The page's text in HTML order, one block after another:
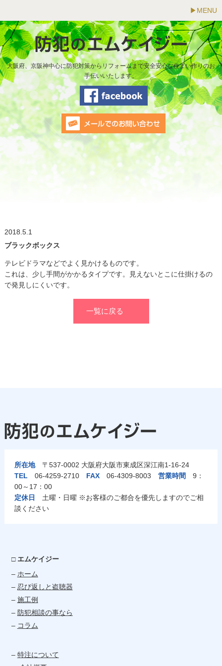
MENU
大阪府、京阪神中心に防犯対策からリフォームまで安全安心な住まい作りのお
手伝いいたします。
2018.5.1
ブラックボックス
テレビドラマなどでよく見かけるものです。
これは、少し手間がかかるタイプです。見えないとこに仕掛けるの
で発見しにくいです。
一覧に戻る
所在地〒537-0002 大阪府大阪市東成区深江南1-16-24
TEL 06-4259-2710 FAX06-4309-8003 営業時間
9：
00～17：00
定休日
土曜・日曜 ※お客様のご都合を優先しますのでご相
談ください
□ エムケイジー
– ホーム
– 忍び返しと盗聴器
– 施工例
– 防犯相談の事なら
– コラム
– 特注について